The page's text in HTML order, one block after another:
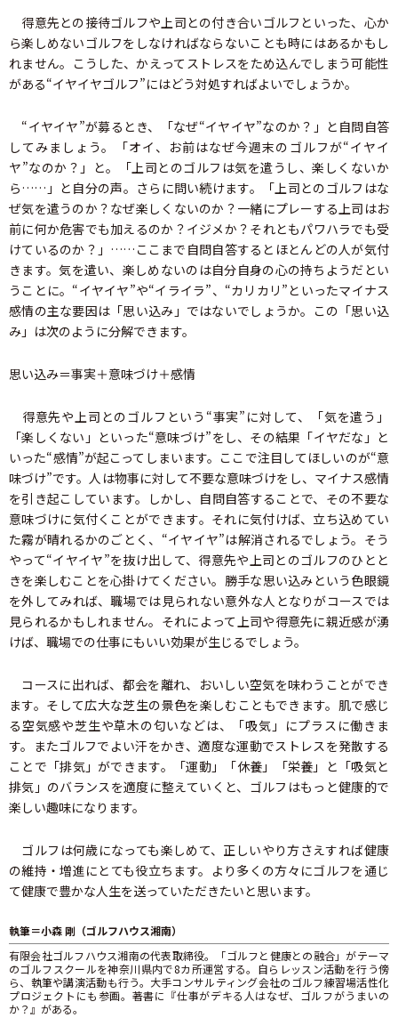
得意先との接待ゴルフや上司との付き合いゴルフといった、心か
ら楽しめないゴルフをしなければならないことも時にはあるかもし
れません。こうした、かえってストレスをため込んでしまう可能性
がある“イヤイヤゴルフ”にはどう対処すればよいでしょうか。
“イヤイヤ”が募るとき、「なぜ“イヤイヤ”なのか？」と自問自答
してみましょう。「オイ、お前はなぜ今週末のゴルフが“イヤイ
ヤ”なのか？」と。「上司とのゴルフは気を遣うし、楽しくないか
ら……」と自分の声。さらに問い続けます。「上司とのゴルフはな
ぜ気を遣うのか？なぜ楽しくないのか？一緒にプレーする上司はお
前に何か危害でも加えるのか？イジメか？それともパワハラでも受
けているのか？」……ここまで自問自答するとほとんどの人が気付
きます。気を遣い、楽しめないのは自分自身の心の持ちようだとい
うことに。“イヤイヤ”や“イライラ”、“カリカリ”といったマイナス
感情の主な要因は「思い込み」ではないでしょうか。この「思い込
み」は次のように分解できます。
思い込み＝事実＋意味づけ＋感情
得意先や上司とのゴルフという“事実”に対して、「気を遣う」
「楽しくない」といった“意味づけ”をし、その結果「イヤだな」と
いった“感情”が起こってしまいます。ここで注目してほしいのが“意
味づけ”です。人は物事に対して不要な意味づけをし、マイナス感情
を引き起こしています。しかし、自問自答することで、その不要な
意味づけに気付くことができます。それに気付けば、立ち込めてい
た霧が晴れるかのごとく、“イヤイヤ”は解消されるでしょう。そう
やって“イヤイヤ”を抜け出して、得意先や上司とのゴルフのひとと
きを楽しむことを心掛けてください。勝手な思い込みという色眼鏡
を外してみれば、職場では見られない意外な人となりがコースでは
見られるかもしれません。それによって上司や得意先に親近感が湧
けば、職場での仕事にもいい効果が生じるでしょう。
コースに出れば、都会を離れ、おいしい空気を味わうことができ
ます。そして広大な芝生の景色を楽しむこともできます。肌で感じ
る空気感や芝生や草木の匂いなどは、「吸気」にプラスに働きま
す。またゴルフでよい汗をかき、適度な運動でストレスを発散する
ことで「排気」ができます。「運動」「休養」「栄養」と「吸気と
排気」のバランスを適度に整えていくと、ゴルフはもっと健康的で
楽しい趣味になります。
ゴルフは何歳になっても楽しめて、正しいやり方さえすれば健康
の維持・増進にとても役立ちます。より多くの方々にゴルフを通じ
て健康で豊かな人生を送っていただきたいと思います。
執筆＝小森 剛（ゴルフハウス湘南）
有限会社ゴルフハウス湘南の代表取締役。「ゴルフと健康との融合」がテーマ
のゴルフスクールを神奈川県内で8カ所運営する。自らレッスン活動を行う傍
ら、執筆や講演活動も行う。大手コンサルティング会社のゴルフ練習場活性化
プロジェクトにも参画。著書に『仕事がデキる人はなぜ、ゴルフがうまいの
か？』がある。